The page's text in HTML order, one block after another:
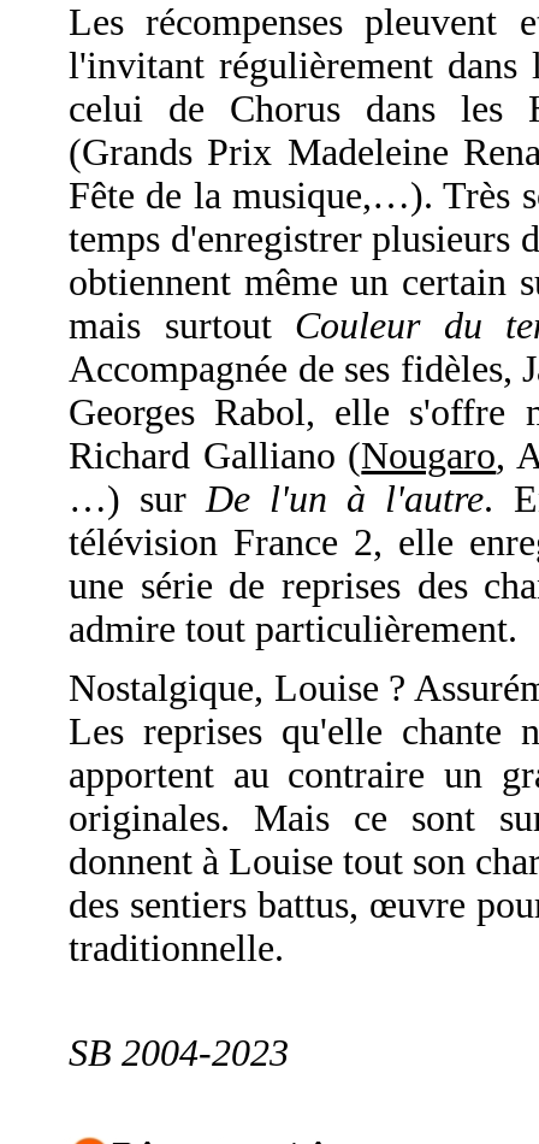
Les récompenses
l'invitant régulièrement dans
celui de Chorus dans les
(Grands Prix Madeleine
Fête de la musique,…). Très
temps d'enregistrer plusieurs
obtiennent même un certain
mais surtout Couleur du
Accompagnée de ses fidèles,
Georges Rabol, elle s'offre
Richard Galliano (Nougaro,
…) surDe l'un à l'autre.
télévision France 2, elle
une série de reprises des
admire tout particulièrement.
Nostalgique, Louise ?
Les reprises qu'elle chante
apportent au contraire un
originales. Mais ce sont
donnent à Louise tout son
des sentiers battus, œuvre
traditionnelle.
SB 2004-2023